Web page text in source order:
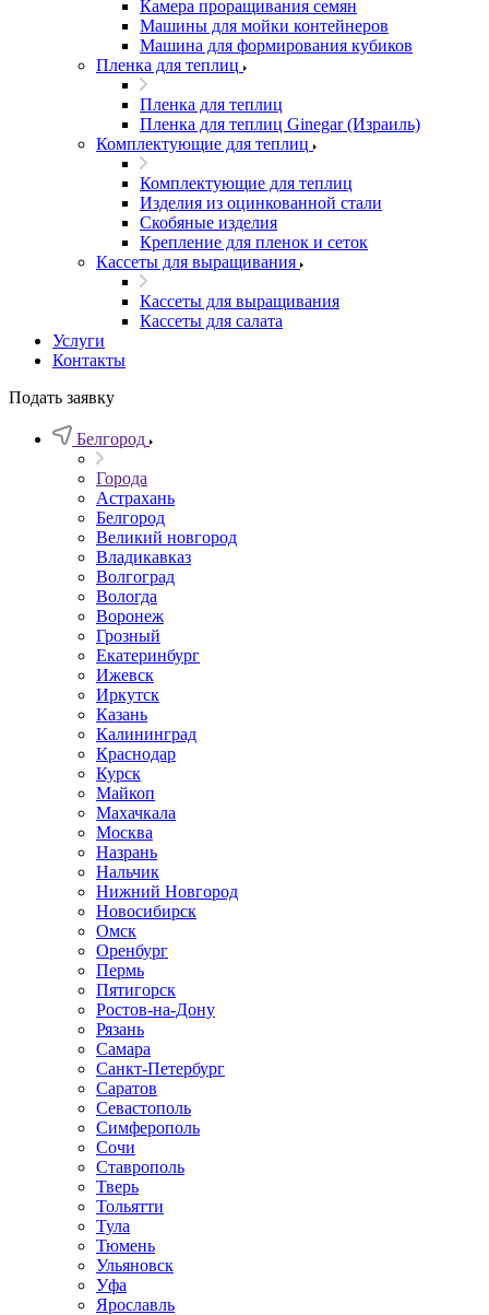
Камера проращивания семян
Машины для мойки контейнеров
Машина для формирования кубиков
Пленка для теплиц
Пленка для теплиц
Пленка для теплиц Ginegar (Израиль)
Комплектующие для теплиц
Комплектующие для теплиц
Изделия из оцинкованной стали
Скобяные изделия
Крепление для пленок и сеток
Кассеты для выращивания
Кассеты для выращивания
Кассеты для салата
Услуги
Контакты
Подать заявку
Белгород
Города
Астрахань
Белгород
Великий новгород
Владикавказ
Волгоград
Вологда
Воронеж
Грозный
Екатеринбург
Ижевск
Иркутск
Казань
Калининград
Краснодар
Курск
Майкоп
Махачкала
Москва
Назрань
Нальчик
Нижний Новгород
Новосибирск
Омск
Оренбург
Пермь
Пятигорск
Ростов-на-Дону
Рязань
Самара
Санкт-Петербург
Саратов
Севастополь
Симферополь
Сочи
Ставрополь
Тверь
Тольятти
Тула
Тюмень
Ульяновск
Уфа
Ярославль